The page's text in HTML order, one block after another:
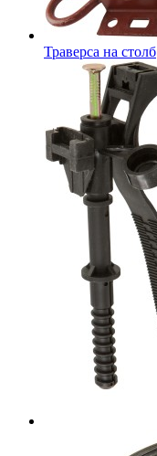
Траверса на столб